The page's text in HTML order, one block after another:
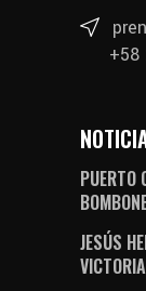
+58
PUERTO
JESÚS